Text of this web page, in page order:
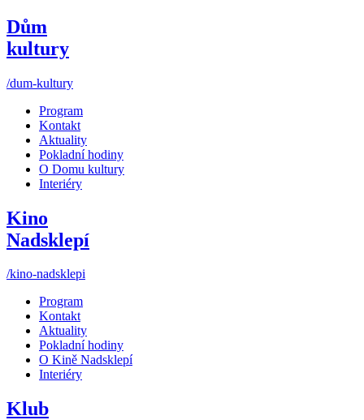
Dům
kultury
/dum-kultury
Program
Kontakt
Aktuality
Pokladní hodiny
O Domu kultury
Interiéry
Kino
Nadsklepí
/kino-nadsklepi
Program
Kontakt
Aktuality
Pokladní hodiny
O Kině Nadsklepí
Interiéry
Klub